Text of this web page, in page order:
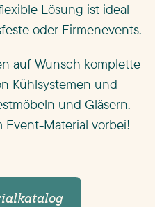
Lösung ist ideal
oder Firmenevents.
auf Wunsch komplette
Kühlsystemen und
und Gläsern.
Event-Material vorbei!